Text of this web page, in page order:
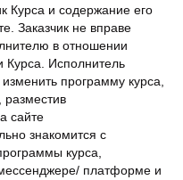
Курса и содержание его
Заказчик не вправе
в отношении
Курса. Исполнитель
программу курса,
разместив
сайте
знакомится с
курса,
платформе и